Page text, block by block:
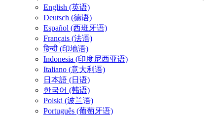
English (英语)
Deutsch (德语)
Español (西班牙语)
Français (法语)
हिन्दी (印地语)
Indonesia (印度尼西亚语)
Italiano (意大利语)
日本語 (日语)
한국어 (韩语)
Polski (波兰语)
Português (葡萄牙语)